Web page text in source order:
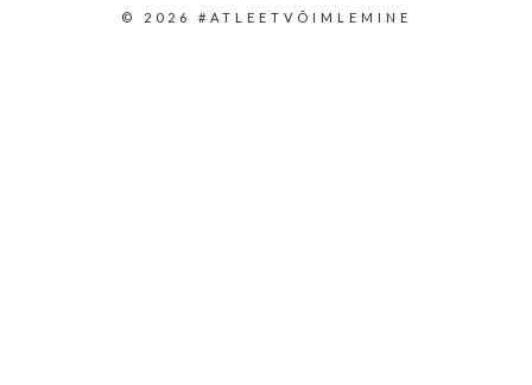
© 2026 #ATLEETVÕIMLEMINE